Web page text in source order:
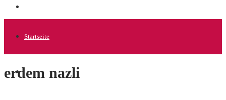
Startseite
Allgemein
erdem nazli